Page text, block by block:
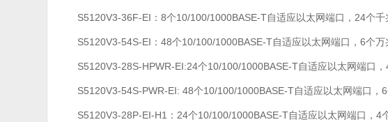
S5120V3-36F-EI：8个10/100/1000BASE-T自适应以太网端口，24个千
S5120V3-54S-EI：48个10/100/1000BASE-T自适应以太网端口，6个万
S5120V3-28S-HPWR-EI:24个10/100/1000BASE-T自适应以太网端口，
S5120V3-54S-PWR-EI: 48个10/100/1000BASE-T自适应以太网端口，6
S5120V3-28P-EI-H1：24个10/100/1000BASE-T自适应以太网端口，4